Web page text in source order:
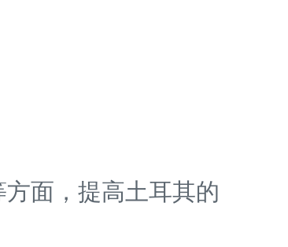
面，提高土耳其的